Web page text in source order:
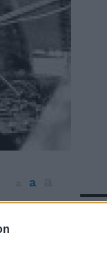
a
In